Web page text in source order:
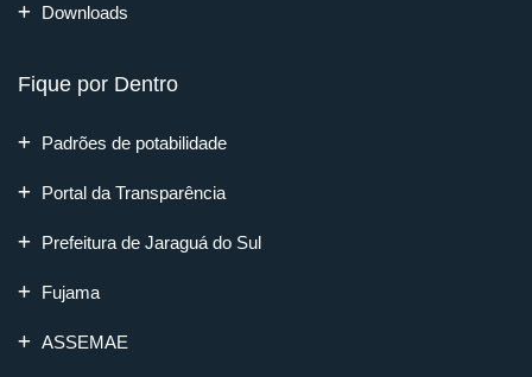
Downloads
Fique por Dentro
Padrões de potabilidade
Portal da Transparência
Prefeitura de Jaraguá do Sul
Fujama
ASSEMAE